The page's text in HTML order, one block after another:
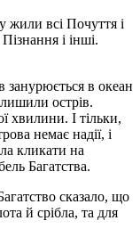
всі Почуття і
і інші.
занурюється в океан
острів.
хвилини. І тільки,
немає надії, і
кликати на
Багатства.
сказало, що
й срібла, та для